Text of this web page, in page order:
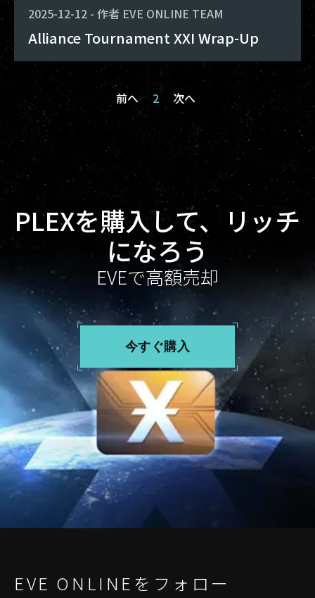
2025-12-12 - 作者 EVE ONLINE TEAM
Alliance Tournament XXI Wrap-Up
前へ 2 次へ
PLEXを購入して、リッチ
になろう
EVEで高額売却
今すぐ購入
EVE ONLINEをフォロー